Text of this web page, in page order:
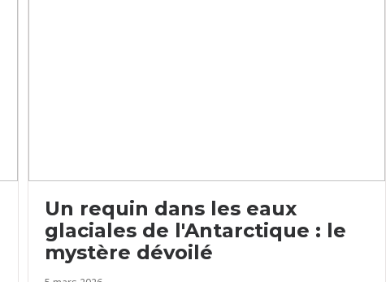
Un requin dans les eaux
glaciales de l'Antarctique : le
mystère dévoilé